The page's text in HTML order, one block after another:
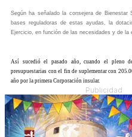
Según ha señalado la consejera de
bases reguladoras de estas ayudas, la
Ejercicio, en función de las necesidades y de la
Así sucedió el pasado año, cuando el pleno
presupuestarias con el fin de suplementar con
año por la primera Corporación insular.
Publicidad